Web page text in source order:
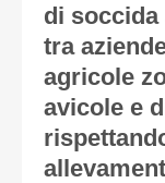
di soccida
tra
agricole
avicole e